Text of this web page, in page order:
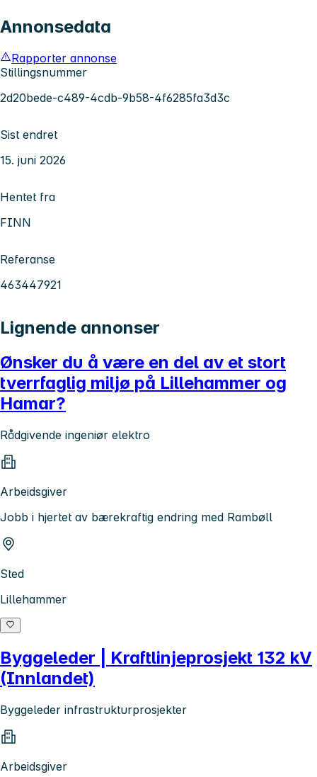
Annonsedata
Rapporter annonse
Stillingsnummer
2d20bede-c489-4cdb-9b58-4f6285fa3d3c
Sist endret
15. juni 2026
Hentet fra
FINN
Referanse
463447921
Lignende annonser
Ønsker du å være en del av et stort
tverrfaglig miljø på Lillehammer og
Hamar?
Rådgivende ingeniør elektro
Arbeidsgiver
Jobb i hjertet av bærekraftig endring med Rambøll
Sted
Lillehammer
Byggeleder | Kraftlinjeprosjekt 132 kV
(Innlandet)
Byggeleder infrastrukturprosjekter
Arbeidsgiver